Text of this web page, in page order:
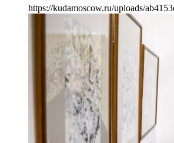
https://kudamoscow.ru/uploads/